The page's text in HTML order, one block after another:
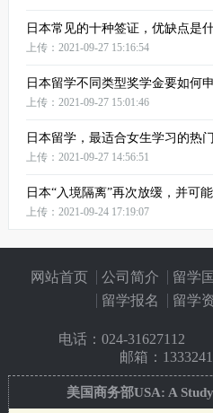
日本常见的十种签证，优缺点是
上传：2021-09-27 15:16:54
日本留学不同类型奖学金要如何
上传：2021-09-27 15:01:46
日本留学，最适合女生学习的热
上传：2021-09-27 14:56:51
日本“入境隔离”再次放缓，并可
上传：2021-09-24 17:19:07
网站首页 公司简介 留学
留学报名
留学
电话： 024-31627112
邮箱：
美国商务部USA: A